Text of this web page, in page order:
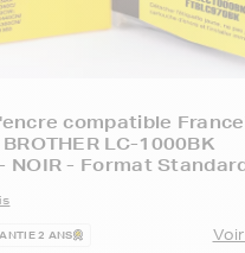
compatible
LC-1000BK
NOIR - Format
2 ANS